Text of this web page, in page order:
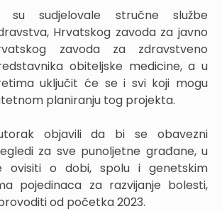
su sudjelovale stručne službe
Hrvatskog zavoda za javno
zavoda za zdravstveno
obiteljske medicine, a u
uključit će se i svi koji mogu
planiranju tog projekta.
objavili da bi se obavezni
za sve punoljetne građane, u
ovisiti o dobi, spolu i genetskim
pojedinaca za razvijanje bolesti,
od početka 2023.